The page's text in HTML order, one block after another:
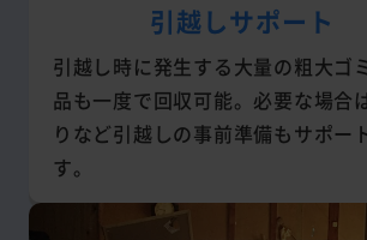
引越しサポート
引越し時に発生する大量の粗大ゴ
品も一度で回収可能。必要な場合
りなど引越しの事前準備もサポー
す。